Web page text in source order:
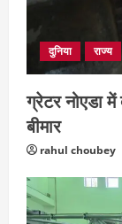
दुनिया राज्य
ग्रेटर नोएडा
बीमार
rahul choubey